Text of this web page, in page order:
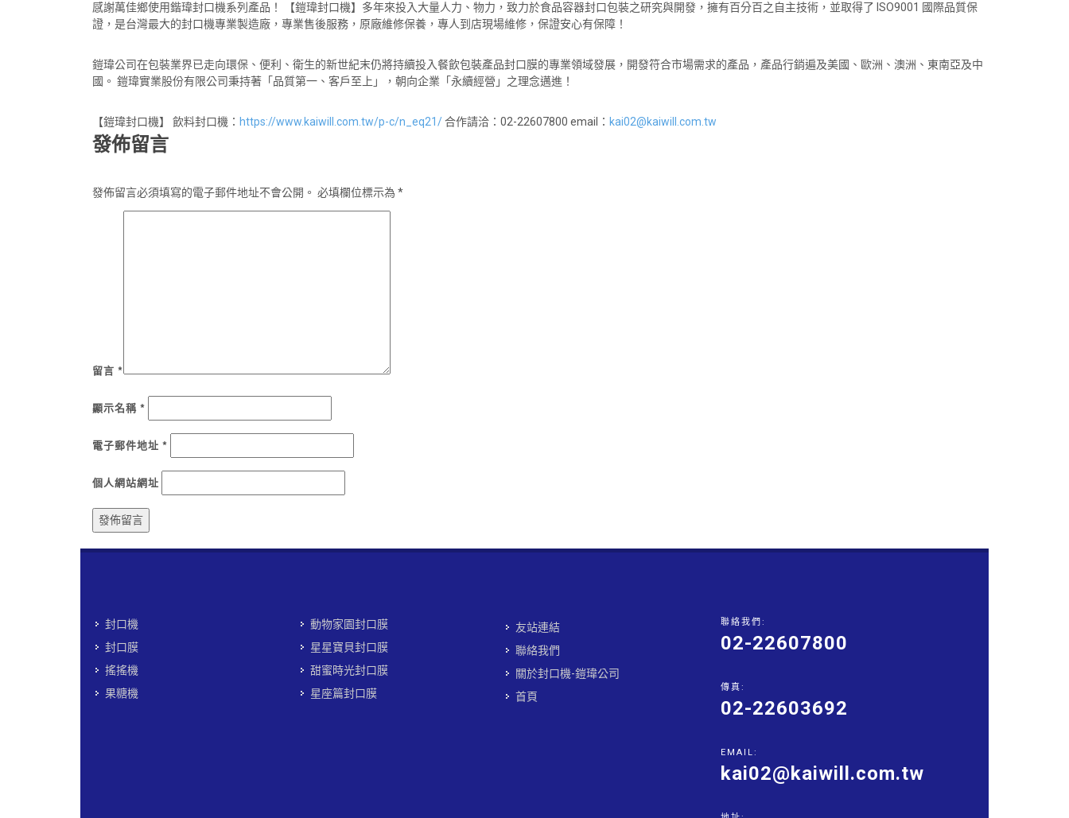
感謝萬佳鄉使用鍇瑋封口機系列產品！ 【鎧瑋封口機】多年來投入大量人力、物力，致力於食品容器封口包裝之研究與開發，擁有百分百之自主技術，並取得了 ISO9001 國際品質保
證，是台灣最大的封口機專業製造廠，專業售後服務，原廠維修保養，專人到店現場維修，保證安心有保障！
鎧瑋公司在包裝業界已走向環保、便利、衛生的新世紀末仍將持續投入餐飲包裝產品封口膜的專業領域發展，開發符合市場需求的產品，產品行銷遍及美國、歐洲、澳洲、東南亞及中
國。 鎧瑋實業股份有限公司秉持著「品質第一、客戶至上」，朝向企業「永續經營」之理念邁進！
【鎧瑋封口機】 飲料封口機： https://www.kaiwill.com.tw/p-c/n_eq21/合作請洽：02-22607800 email： kai02@kaiwill.com.tw
發佈留言
發佈留言必須填寫的電子郵件地址不會公開。 必填欄位標示為 *
留言 *
顯示名稱 *
電子郵件地址 *
個人網站網址
封口機
封口膜
搖搖機
果糖機
動物家園封口膜
星星寶貝封口膜
甜蜜時光封口膜
星座篇封口膜
友站連結
聯絡我們
關於封口機-鎧瑋公司
首頁
聯絡我們:
02-22607800
傳真:
02-22603692
EMAIL:
kai02@kaiwill.com.tw